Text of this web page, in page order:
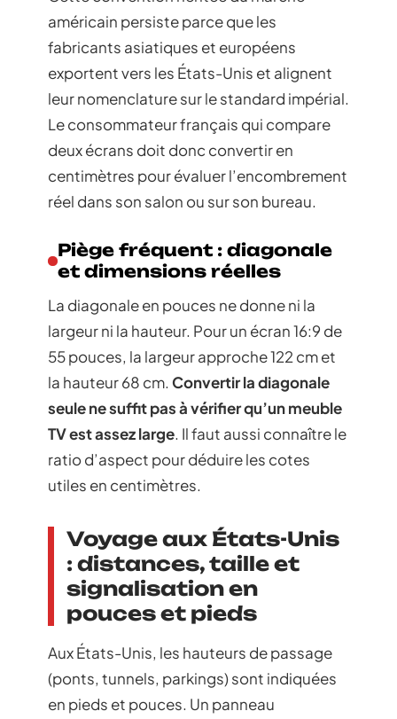
américain persiste parce que les
fabricants asiatiques et européens
exportent vers les États-Unis et alignent
leur nomenclature sur le standard impérial.
Le consommateur français qui compare
deux écrans doit donc convertir en
centimètres pour évaluer l’encombrement
réel dans son salon ou sur son bureau.
Piège fréquent : diagonale
et dimensions réelles
La diagonale en pouces ne donne ni la
largeur ni la hauteur. Pour un écran 16:9 de
55 pouces, la largeur approche 122 cm et
la hauteur 68 cm. Convertir la diagonale
seule ne suffit pas à vérifier qu’un meuble
TV est assez large. Il faut aussi connaître le
ratio d’aspect pour déduire les cotes
utiles en centimètres.
Voyage aux États-Unis
: distances, taille et
signalisation en
pouces et pieds
Aux États-Unis, les hauteurs de passage
(ponts, tunnels, parkings) sont indiquées
en pieds et pouces. Un panneau